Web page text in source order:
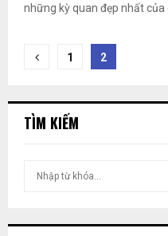
những kỳ quan đẹp nhất của
Phân
bài
1 2
TÌM KIẾM